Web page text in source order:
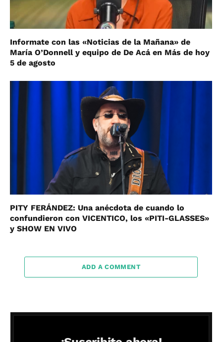
Informate con las «Noticias de la Mañana» de
María O’Donnell y equipo de De Acá en Más de hoy
5 de agosto
PITY FERÁNDEZ: Una anécdota de cuando lo
confundieron con VICENTICO, los «PITI-GLASSES»
y SHOW EN VIVO
ADD A COMMENT